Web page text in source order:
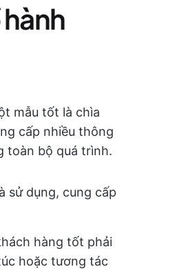
mẫu tốt là chìa
cấp nhiều thông
toàn bộ quá trình.
sử dụng, cung cấp
hàng tốt phải
hoặc tương tác